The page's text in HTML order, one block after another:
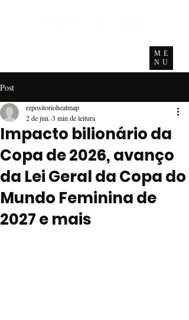
ME
NU
Post
Impacto bilionário da
Copa de 2026, avanço
da Lei Geral da Copa do
Mundo Feminina de
2027 e mais
repositorioheatmap
2 de jun. 3 min de leitura